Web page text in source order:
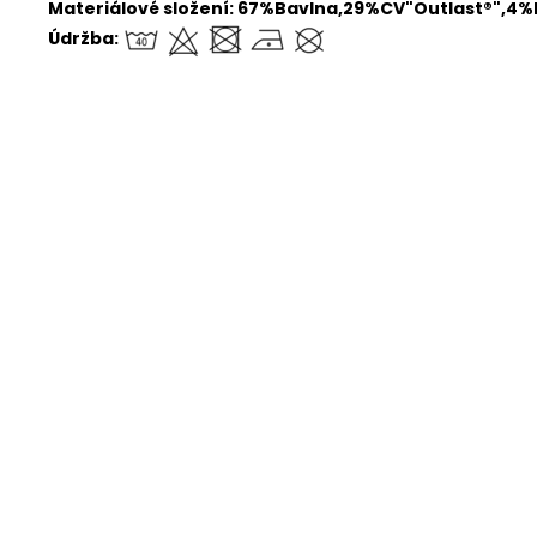
Materiálové složení:
Údržba: